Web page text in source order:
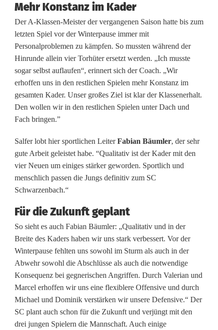
e
r
N
e
u
e
n
z
u
m
e
h
r
K
o
n
s
t
Mehr Konstanz im Kader
Der A-Klassen-Meister der vergangenen Saison hatte bis zum
letzten Spiel vor der Winterpause immer mit
Personalproblemen zu kämpfen. So mussten während der
Hinrunde allein vier Torhüter ersetzt werden. „Ich musste
sogar selbst auflaufen“, erinnert sich der Coach. „Wir
erhoffen uns in den restlichen Spielen mehr Konstanz im
gesamten Kader. Unser großes Ziel ist klar der Klassenerhalt.
Den wollen wir in den restlichen Spielen unter Dach und
Fach bringen.”
Salfer lobt hier sportlichen LeiterFabian Bäumler, der sehr
gute Arbeit geleistet habe. “Qualitativ ist der Kader mit den
vier Neuen um einiges stärker geworden. Sportlich und
menschlich passen die Jungs definitiv zum SC
Schwarzenbach.“
Für die Zukunft geplant
So sieht es auch Fabian Bäumler: „Qualitativ und in der
Breite des Kaders haben wir uns stark verbessert. Vor der
Winterpause fehlten uns sowohl im Sturm als auch in der
Abwehr sowohl die Abschlüsse als auch die notwendige
Konsequenz bei gegnerischen Angriffen. Durch Valerian und
Marcel erhoffen wir uns eine flexiblere Offensive und durch
Michael und Dominik verstärken wir unsere Defensive.“ Der
SC plant auch schon für die Zukunft und verjüngt mit den
drei jungen Spielern die Mannschaft. Auch einige